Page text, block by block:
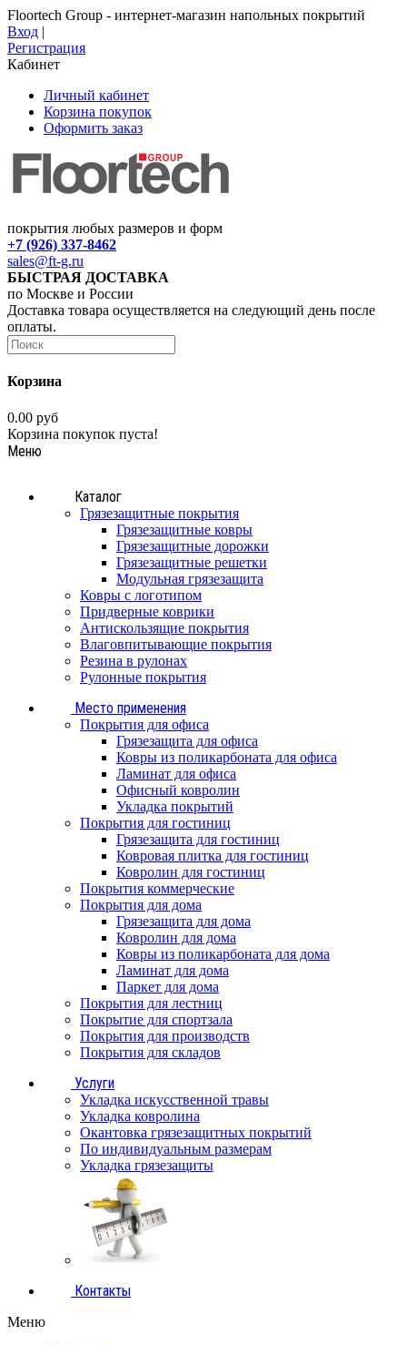
Floortech Group - интернет-магазин напольных покрытий
Вход |
Регистрация
Кабинет
Личный кабинет
Корзина покупок
Оформить заказ
покрытия любых размеров и форм
+7 (926) 337-8462
sales@ft-g.ru
БЫСТРАЯ ДОСТАВКА
по Москве и России
Доставка товара осуществляется на следующий день после
оплаты.
Корзина
0.00 руб
Корзина покупок пуста!
Меню
Каталог
Грязезащитные покрытия
Грязезащитные ковры
Грязезащитные дорожки
Грязезащитные решетки
Модульная грязезащита
Ковры с логотипом
Придверные коврики
Антискользящие покрытия
Влаговпитывающие покрытия
Резина в рулонах
Рулонные покрытия
Место применения
Покрытия для офиса
Грязезащита для офиса
Ковры из поликарбоната для офиса
Ламинат для офиса
Офисный ковролин
Укладка покрытий
Покрытия для гостиниц
Грязезащита для гостиниц
Ковровая плитка для гостиниц
Ковролин для гостиниц
Покрытия коммерческие
Покрытия для дома
Грязезащита для дома
Ковролин для дома
Ковры из поликарбоната для дома
Ламинат для дома
Паркет для дома
Покрытия для лестниц
Покрытие для спортзала
Покрытия для производств
Покрытия для складов
Услуги
Укладка искусственной травы
Укладка ковролина
Окантовка грязезащитных покрытий
По индивидуальным размерам
Укладка грязезащиты
Контакты
Меню